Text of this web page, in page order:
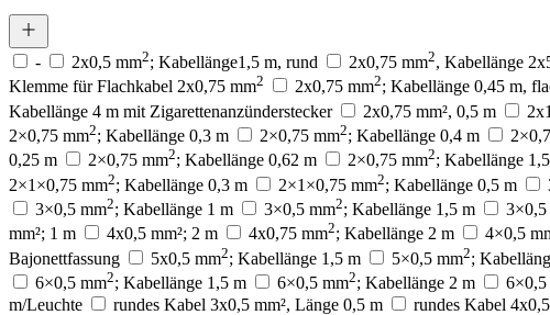
- 2x0,5 mm2; Kabellänge1,5 m, rund 2x0,75 mm2, Kabellänge
Klemme für Flachkabel 2x0,75 mm2 2x0,75 mm2; Kabellänge 0,45 m,
Kabellänge 4 m mit Zigarettenanzünderstecker
2x0,75 mm², 0,5 m
2×0,75 mm2; Kabellänge 0,3 m 2×0,75 mm2; Kabellänge 0,4 m
0,25 m
2×0,75 mm2; Kabellänge 0,62 m 2×0,75 mm2; Kabellänge
2×1×0,75 mm2; Kabellänge 0,3 m 2×1×0,75 mm2; Kabellänge 0,5 m
3×0,5 mm2; Kabellänge 1 m 3×0,5 mm2; Kabellänge 1,5 m 3×0,5
mm²; 1 m
4x0,5 mm²; 2 m 4x0,75 mm2; Kabellänge 2 m 4×0,5
Bajonettfassung
5x0,5 mm2; Kabellänge 1,5 m 5×0,5 mm2;
6×0,5 mm2; Kabellänge 1,5 m 6×0,5 mm2; Kabellänge 2 m 6×0,5
m/Leuchte
rundes Kabel 3x0,5 mm², Länge 0,5 m rundes Kabel
Wir verwenden Cookies, um Inhalte
Traffic zu analysieren. Außerdem
Werbung und Analysen weiter. Diese
haben oder die sie im Rahmen Ihrer
Notwendig